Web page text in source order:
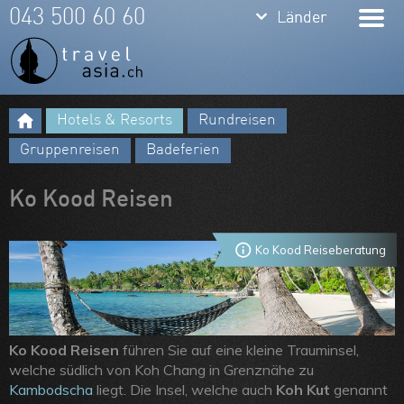
Meine Favoriten
Team
Über uns
Feedbacks
Kontakt
ARVB
keyboard_arrow_down Länder
Indonesien
Kambodscha
Burma
Philippinen
Malaysia
Singapore
keyboard_arrow_down Länder
043 500 60 60
Hotels & Resorts
Rundreisen
Gruppenreisen
Badeferien
Ko Kood Reisen
Ko Kood Reiseberatung
Ko Kood Reisen führen Sie auf eine kleine Trauminsel,
welche südlich von Koh Chang in Grenznähe zu
Kambodscha liegt. Die Insel, welche auch Koh Kut genannt